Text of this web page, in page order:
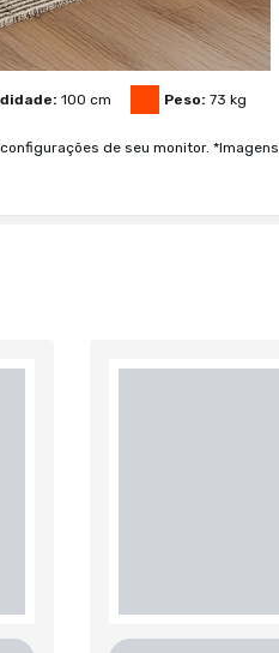
100 cm Peso: 73 kg
de seu monitor. *Imagens